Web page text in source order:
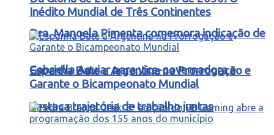
Dra. Manoela Pimenta comemora indicação de
Gabriella Aguiar para vice-governadora e
destaca trajetória de trabalho juntas
Inédito Mundial de Três Continentes
Espanha Bate a Argentina na Prorrogação e
Garante o Bicampeonato Mundial